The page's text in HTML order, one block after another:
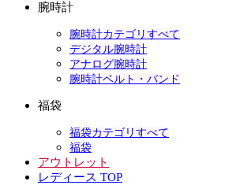
腕時計
腕時計カテゴリすべて
デジタル腕時計
アナログ腕時計
腕時計ベルト・バンド
福袋
福袋カテゴリすべて
福袋
アウトレット
レディース TOP